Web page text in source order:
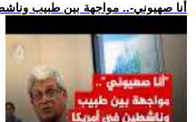
.. -أنا صهيوني-.. مواجهة بين طبيب